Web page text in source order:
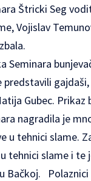
Štricki Seg
Vojislav
Seminara
predstavili
Gubec.
nagradila je
u tehnici slame.
tehnici slame i
Bačkoj.